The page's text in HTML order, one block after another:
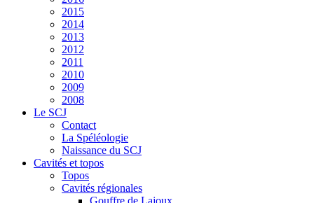
2015
2014
2013
2012
2011
2010
2009
2008
Le SCJ
Contact
La Spéléologie
Naissance du SCJ
Cavités et topos
Topos
Cavités régionales
Gouffre de Lajoux